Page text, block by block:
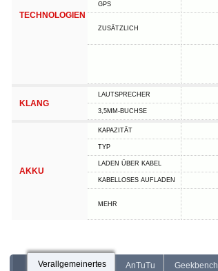
TECHNOLOGIEN
GPS
ZUSÄTZLICH
KLANG
LAUTSPRECHER
3,5MM-BUCHSE
AKKU
KAPAZITÄT
TYP
LADEN ÜBER KABEL
KABELLOSES AUFLADEN
MEHR
Verallgemeinertes AnTuTu Geekbench